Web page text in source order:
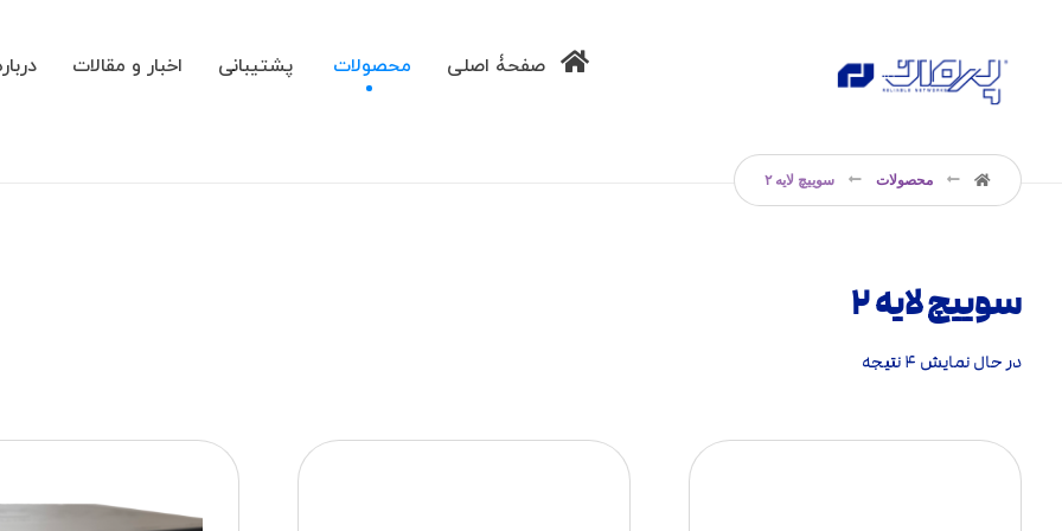
صفحۀ اصلی محصولات پشتیبانی اخبار و مقالات
محصولات سوییچ لایه ۲
سوییچ لایه ۲
در حال نمایش ۴ نتیجه